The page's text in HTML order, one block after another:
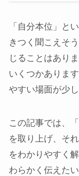
「自分本位」と
きつく聞こえそ
じることはあり
いくつかありま
やすい場面が少
この記事では、
を取り上げ、そ
をわかりやすく
わらかく伝えた